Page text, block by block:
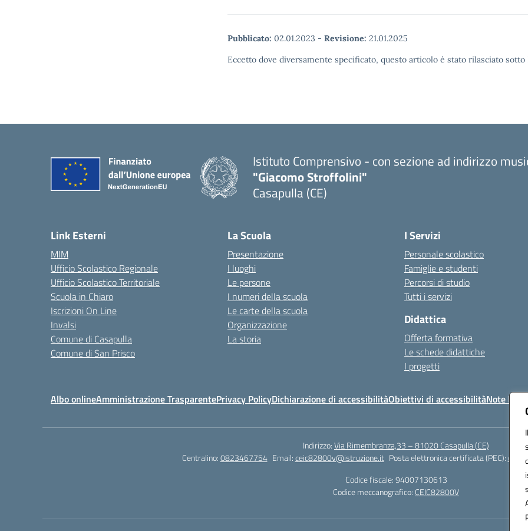
Pubblicato: 02.01.2023 - Revisione: 21.01.2025
Eccetto dove diversamente specificato, questo articolo è stato rilasciato
Istituto Comprensivo - con sezione ad indirizzo
"Giacomo Stroffolini"
Casapulla (CE)
Link Esterni
MIM
Ufficio Scolastico Regionale
Ufficio Scolastico Territoriale
Scuola in Chiaro
Iscrizioni On Line
Invalsi
Comune di Casapulla
Comune di San Prisco
La Scuola
Presentazione
I luoghi
Le persone
I numeri della scuola
Le carte della scuola
Organizzazione
La storia
I Servizi
Personale scolastico
Famiglie e studenti
Percorsi di studio
Tutti i servizi
Didattica
Offerta formativa
Le schede didattiche
I progetti
Albo onlineAmministrazione TrasparentePrivacy PolicyDichiarazione di accessibilitàObiettivi di accessibilitàNote legali
Indirizzo:Via Rimembranza,33 – 81020 Casapulla (CE)
Centralino:0823467754 Email:ceic82800v@istruzione.it Posta elettronica certificata (PEC):
Codice fiscale: 94007130613
Codice meccanografico: CEIC82800V